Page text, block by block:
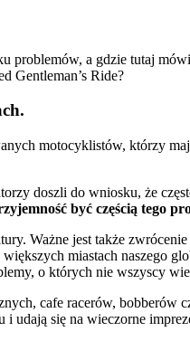
a gdzie tutaj
Gentleman’s Ride?
motocyklistów, którzy
doszli do wniosku, że
być częścią tego
Ważne jest także
miastach naszego
o których nie wszyscy
cafe racerów, bobberów
i udają się na wieczorne